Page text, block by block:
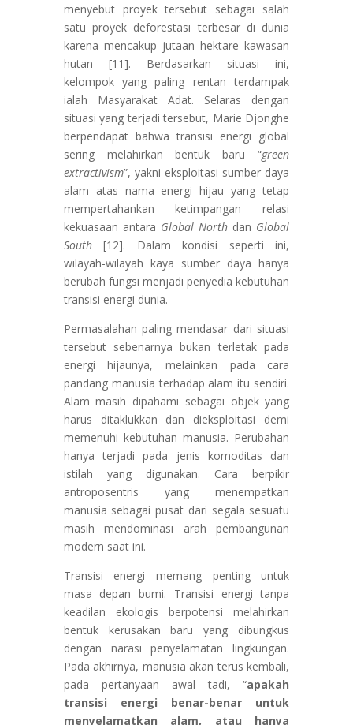
menyebut proyek tersebut sebagai salah
satu proyek deforestasi terbesar di dunia
karena mencakup jutaan hektare kawasan
hutan [11]. Berdasarkan situasi ini,
kelompok yang paling rentan terdampak
ialah Masyarakat Adat. Selaras dengan
situasi yang terjadi tersebut, Marie Djonghe
berpendapat bahwa transisi energi global
sering melahirkan bentuk baru “green
extractivism”, yakni eksploitasi sumber daya
alam atas nama energi hijau yang tetap
mempertahankan ketimpangan relasi
kekuasaan antara Global North dan Global
South[12]. Dalam kondisi seperti ini,
wilayah-wilayah kaya sumber daya hanya
berubah fungsi menjadi penyedia kebutuhan
transisi energi dunia.
Permasalahan paling mendasar dari situasi
tersebut sebenarnya bukan terletak pada
energi hijaunya, melainkan pada cara
pandang manusia terhadap alam itu sendiri.
Alam masih dipahami sebagai objek yang
harus ditaklukkan dan dieksploitasi demi
memenuhi kebutuhan manusia. Perubahan
hanya terjadi pada jenis komoditas dan
istilah yang digunakan. Cara berpikir
antroposentris yang menempatkan
manusia sebagai pusat dari segala sesuatu
masih mendominasi arah pembangunan
modern saat ini.
Transisi energi memang penting untuk
masa depan bumi. Transisi energi tanpa
keadilan ekologis berpotensi melahirkan
bentuk kerusakan baru yang dibungkus
dengan narasi penyelamatan lingkungan.
Pada akhirnya, manusia akan terus kembali,
pada pertanyaan awal tadi, “apakah
transisi energi benar-benar untuk
menyelamatkan alam, atau hanya